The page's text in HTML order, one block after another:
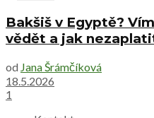
Bakšiš v Egyptě?
vědět a jak
od Jana Šrámčíková
18.5.2026
1